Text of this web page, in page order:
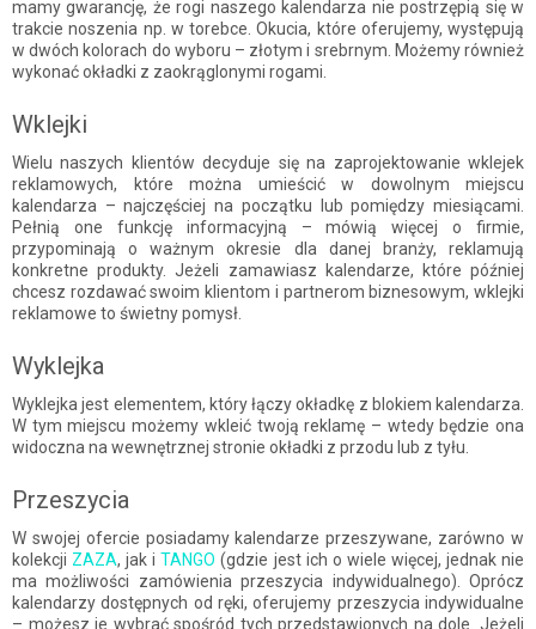
mamy gwarancję, że rogi naszego kalendarza nie postrzępią się w
trakcie noszenia np. w torebce. Okucia, które oferujemy, występują
w dwóch kolorach do wyboru – złotym i srebrnym. Możemy również
wykonać okładki z zaokrąglonymi rogami.
Wklejki
Wielu naszych klientów decyduje się na zaprojektowanie wklejek
reklamowych, które można umieścić w dowolnym miejscu
kalendarza – najczęściej na początku lub pomiędzy miesiącami.
Pełnią one funkcję informacyjną – mówią więcej o firmie,
przypominają o ważnym okresie dla danej branży, reklamują
konkretne produkty. Jeżeli zamawiasz kalendarze, które później
chcesz rozdawać swoim klientom i partnerom biznesowym, wklejki
reklamowe to świetny pomysł.
Wyklejka
Wyklejka jest elementem, który łączy okładkę z blokiem kalendarza.
W tym miejscu możemy wkleić twoją reklamę – wtedy będzie ona
widoczna na wewnętrznej stronie okładki z przodu lub z tyłu.
Przeszycia
W swojej ofercie posiadamy kalendarze przeszywane, zarówno w
kolekcji ZAZA, jak iTANGO (gdzie jest ich o wiele więcej, jednak nie
ma możliwości zamówienia przeszycia indywidualnego). Oprócz
kalendarzy dostępnych od ręki, oferujemy przeszycia indywidualne
– możesz je wybrać spośród tych przedstawionych na dole. Jeżeli